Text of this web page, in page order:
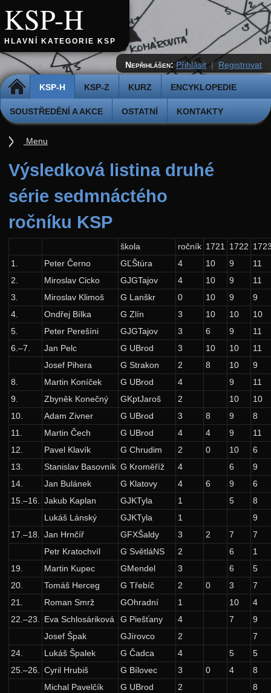
KSP-H
HLAVNÍ KATEGORIE KSP
DOMŮ KSP-H KSP-Z KURZ ENCYKLOPEDIE
SOUSTŘEDĚNÍ A AKCE OSTATNÍ KONTAKTY
Nepřihlášen: Přihlásit | Registrovat
Výsledková listina druhé
série sedmnáctého
ročníku KSP
škola ročník 1721 1722
1.
Peter Černo GĽŠtúra 4 10 9
11
2.
Miroslav Cicko GJGTajov 4 10 9
11
3.
Miroslav Klimoš G Lanškr 0 10 9
9
4.
Ondřej Bílka G Zlín 3 10 10
10
5.
Peter Perešíni GJGTajov 3 6 9
11
6.–7.
Jan Pelc G UBrod 3 10 10
11
Josef Pihera
G Strakon 2 8 10
9
8.
Martin Koníček G UBrod 4 9
11
9.
Zbyněk Konečný GKptJaroš 2 10
10
10.
Adam Zivner G UBrod 3 8 9
8
11.
Martin Čech G UBrod 4 4 9
11
12.
Pavel Klavík G Chrudim 2 0 10
6
13.
Stanislav Basovník G Kroměříž 4 6
9
14.
Jan Bulánek G Klatovy 4 6 9
6
15.–16. Jakub Kaplan GJKTyla 1 5
8
Lukáš Lánský
GJKTyla 1
9
17.–18. Jan Hrnčíř GFXŠaldy 3 2 7
7
Petr Kratochvíl
G SvětláNS 2 6
1
19.
Martin Kupec GMendel 3 6
5
20.
Tomáš Herceg G Třebíč 2 0 3
7
21.
Roman Smrž GOhradní 1 10
4
22.–23. Eva Schlosáriková G Piešťany 4 7
9
Josef Špak
GJírovco 2
7
24.
Lukáš Špalek G Čadca 4 5
5
25.–26. Cyril Hrubiš G Bílovec 3 0 4
8
Michal Pavelčík
G UBrod 2
8
Menu
Pravidla
Přihláška k řešení
Odevzdávátko
Archiv starších ročníků
37. ročník: 24/25
36. ročník: 23/24
35. ročník: 22/23
34. ročník: 21/22
33. ročník: 20/21
32. ročník: 19/20
31. ročník: 18/19
30. ročník: 17/18
29. ročník: 16/17
28. ročník: 15/16
27. ročník: 14/15
26. ročník: 13/14
25. ročník: 12/13
24. ročník: 11/12
23. ročník: 10/11
22. ročník: 09/10
21. ročník: 08/09
20. ročník: 07/08
19. ročník: 06/07
18. ročník: 05/06